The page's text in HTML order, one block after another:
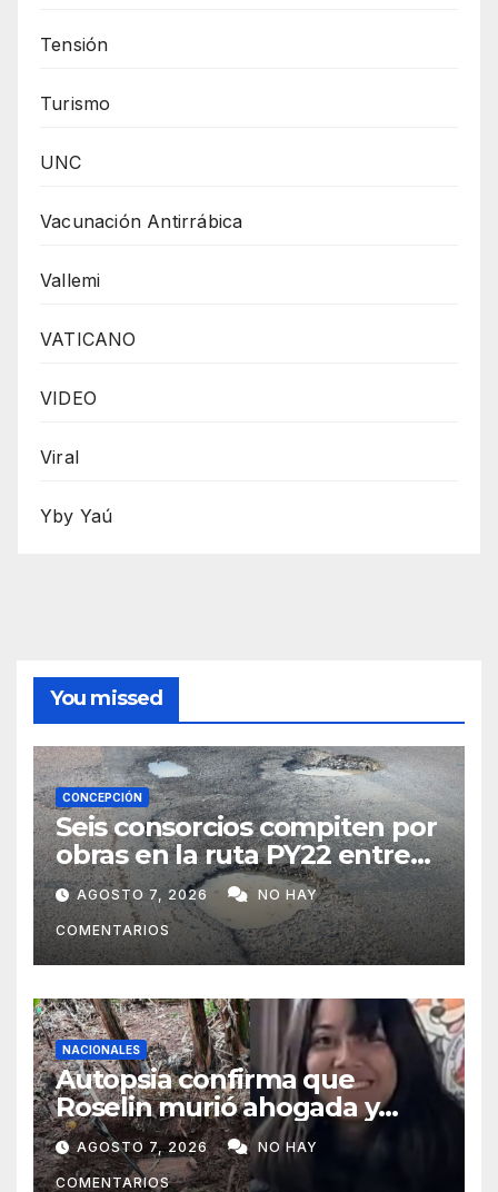
Tensión
Turismo
UNC
Vacunación Antirrábica
Vallemi
VATICANO
VIDEO
Viral
Yby Yaú
You missed
CONCEPCIÓN
Seis consorcios compiten por
obras en la ruta PY22 entre
Concepción y Vallemí
AGOSTO 7, 2026 NO HAY
COMENTARIOS
NACIONALES
Autopsia confirma que
Roselin murió ahogada y
luego sufrió una violenta
mutilación
AGOSTO 7, 2026 NO HAY
COMENTARIOS